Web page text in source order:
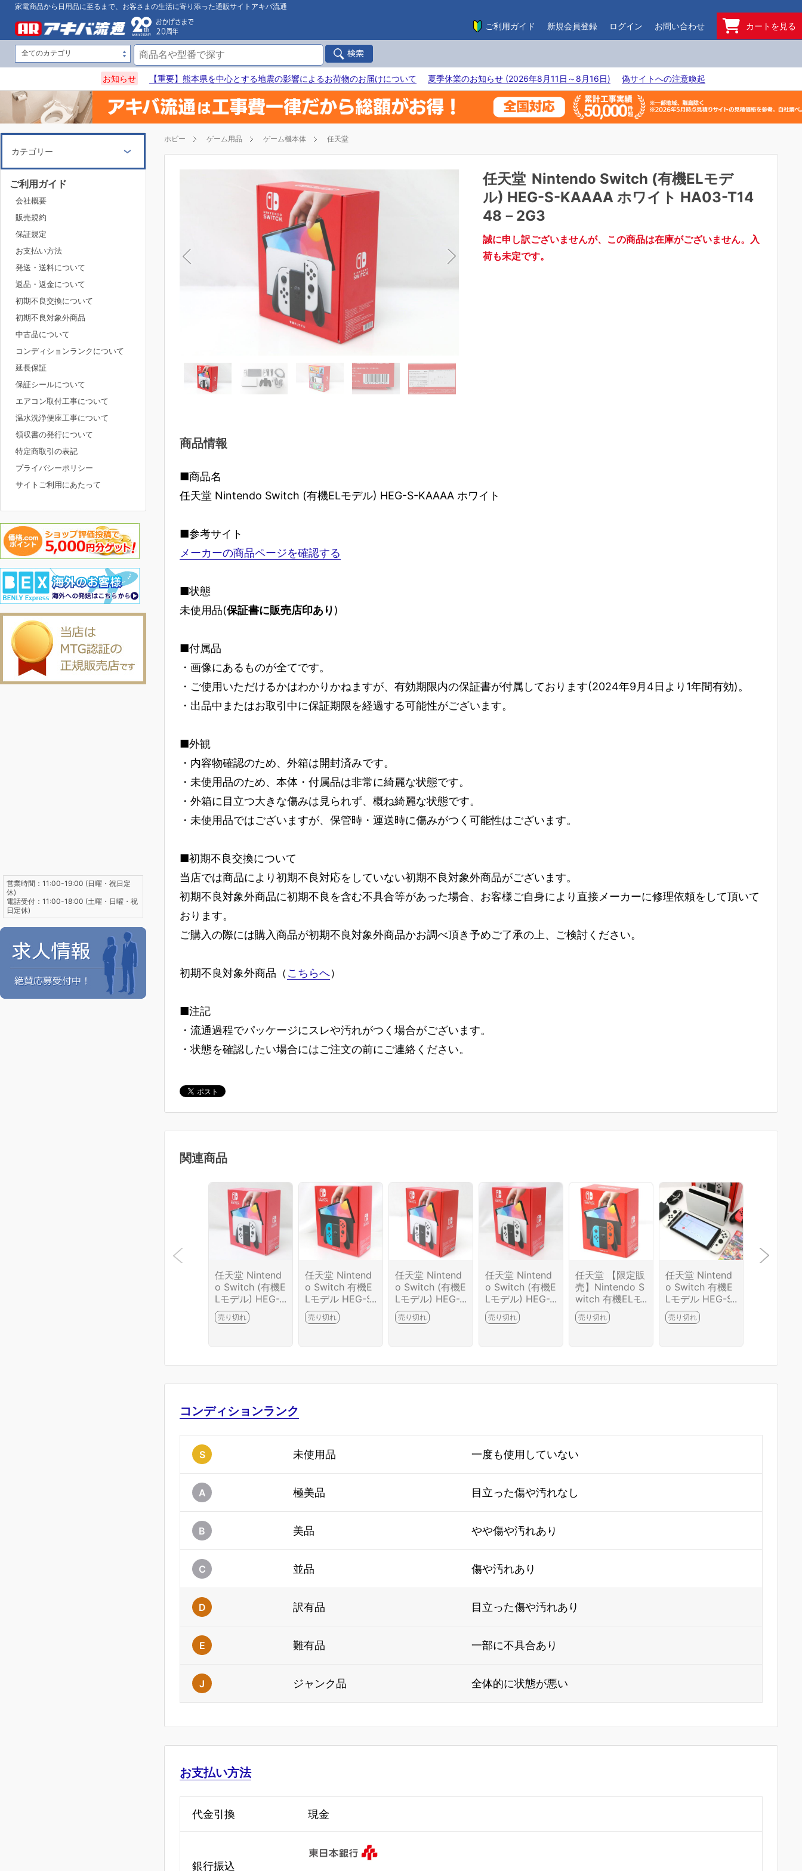
家電商品から日用品に至るまで、お客さまの生活に寄り添った通販サイトアキバ流通
ご利用ガイド 新規会員登録 ログイン お問い合わせ カートを見る
お知らせ 【重要】熊本県を中心とする地震の影響によるお荷物のお届けについて 夏季休業のお知らせ (2026年8月11日～8月16日) 偽サイトへの注意喚起
ホビー ゲーム用品 ゲーム機本体 任天堂
任天堂 Nintendo Switch (有機ELモデ
ル) HEG-S-KAAAA ホワイト HA03-T14
48－2G3
誠に申し訳ございませんが、この商品は在庫がございません。入
荷も未定です。
商品情報
■商品名
任天堂 Nintendo Switch (有機ELモデル) HEG-S-KAAAA ホワイト
■参考サイト
メーカーの商品ページを確認する
■状態
未使用品(保証書に販売店印あり)
■付属品
・画像にあるものが全てです。
・ご使用いただけるかはわかりかねますが、有効期限内の保証書が付属しております(2024年9月4日より1年間有効)。
・出品中またはお取引中に保証期限を経過する可能性がございます。
■外観
・内容物確認のため、外箱は開封済みです。
・未使用品のため、本体・付属品は非常に綺麗な状態です。
・外箱に目立つ大きな傷みは見られず、概ね綺麗な状態です。
・未使用品ではございますが、保管時・運送時に傷みがつく可能性はございます。
■初期不良交換について
当店では商品により初期不良対応をしていない初期不良対象外商品がございます。
初期不良対象外商品に初期不良を含む不具合等があった場合、お客様ご自身により直接メーカーに修理依頼をして頂いて
おります。
ご購入の際には購入商品が初期不良対象外商品かお調べ頂き予めご了承の上、ご検討ください。
初期不良対象外商品（ こちらへ）
■注記
・流通過程でパッケージにスレや汚れがつく場合がございます。
・状態を確認したい場合にはご注文の前にご連絡ください。
関連商品
任天堂 Nintend
o Switch (有機E
Lモデル) HEG-S
-KAAAA [ホワイ
ト] HA03-M610
売り切れ
任天堂 Nintend
o Switch 有機E
Lモデル HEG-S-
KABAA ネオン
ブルー・ネオン
4101-2G3
売り切れ
任天堂 Nintend
o Switch (有機E
Lモデル) HEG-S
-KAAAA [ホワイ
ト] HA03-M377
売り切れ
任天堂 Nintend
o Switch (有機E
Lモデル) HEG-S
-KAAAA [ホワイ
ト] HA03-M28
売り切れ
任天堂 【限定販
売】Nintendo S
witch 有機ELモ
デル HEG-S-KA
BAA ネオンブル
ド HA03-A9891
売り切れ
任天堂 Nintend
o Switch 有機E
Lモデル HEG-S-
KAAAA [ホワイ
ト] Joy-Co
ド/ (R) ネオンブ
ス付 HA03-M2
売り切れ
コンディションランク
S 未使用品 一度も使用していない
A 極美品 目立った傷や汚れなし
B 美品 やや傷や汚れあり
C 並品 傷や汚れあり
D 訳有品 目立った傷や汚れあり
E 難有品 一部に不具合あり
J ジャンク品 全体的に状態が悪い
お支払い方法
代金引換 現金
銀行振込
カテゴリー
ご利用ガイド
会社概要
販売規約
保証規定
お支払い方法
発送・送料について
返品・返金について
初期不良交換について
初期不良対象外商品
中古品について
コンディションランクについて
延長保証
保証シールについて
エアコン取付工事について
温水洗浄便座工事について
領収書の発行について
特定商取引の表記
プライバシーポリシー
サイトご利用にあたって
営業時間：11:00-19:00 (日曜・祝日定
休)
電話受付：11:00-18:00 (土曜・日曜・祝
日定休)